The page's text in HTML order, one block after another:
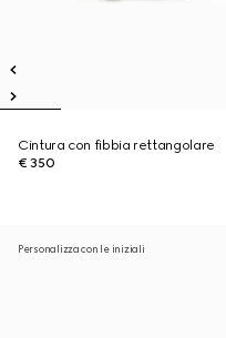
Cintura con fibbia rettangolare
€ 350
Personalizza con le iniziali